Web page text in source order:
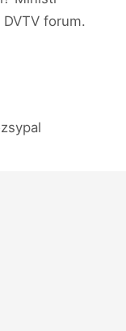
forum.